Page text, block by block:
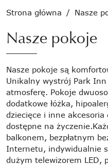
Strona główna / Nasze
Nasze pokoje
Nasze pokoje są
Unikalny wystrój Park
atmosferę. Pokoje
dodatkowe łóżka,
dziecięce i inne
dostępne na
balkonem, bezpłatnym
Internetu, indywidualnie
dużym telewizorem LED,